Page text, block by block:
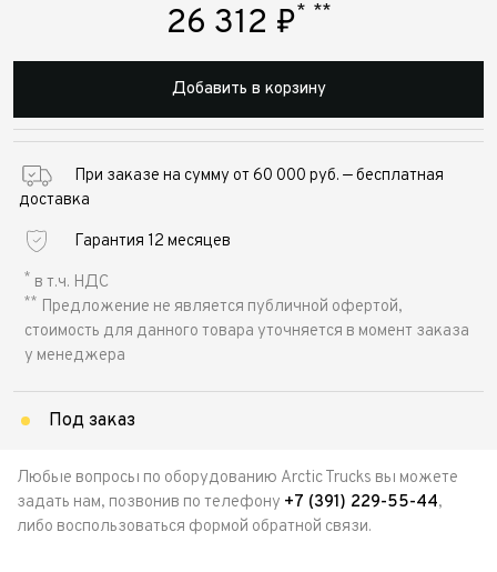
26 312 ₽* **
Добавить в корзину
При заказе на сумму от 60 000 руб. — бесплатная
доставка
Гарантия 12 месяцев
* в т.ч. НДС
** Предложение не является публичной офертой,
стоимость для данного товара уточняется в момент заказа
у менеджера
Под заказ
Любые вопросы по оборудованию Arctic Trucks вы можете
задать нам, позвонив по телефону +7 (391) 229-55-44,
либо воспользоваться формой обратной связи.